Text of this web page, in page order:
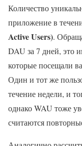
Количество
приложение в
Active Users).
DAU за 7 дней, это
которые посещали
Один и тот же
течение недели, и
однако WAU тоже
считаются